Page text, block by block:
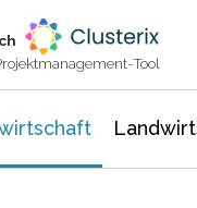
Tool